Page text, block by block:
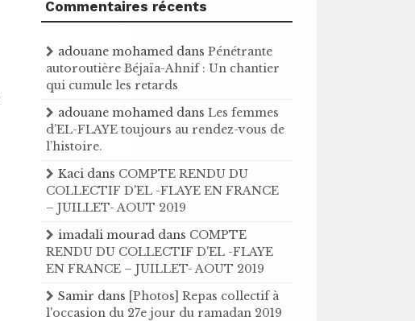
Commentaires récents
adouane mohamed dansPénétrante
autoroutière Béjaïa-Ahnif : Un chantier
qui cumule les retards
adouane mohamed dansLes femmes
d’EL-FLAYE toujours au rendez-vous de
l’histoire .
Kaci dans COMPTE RENDU DU
COLLECTIF D'EL -FLAYE EN FRANCE
– JUILLET- AOUT 2019
imadali mourad dans COMPTE
RENDU DU COLLECTIF D'EL -FLAYE
EN FRANCE – JUILLET- AOUT 2019
Samir dans [Photos] Repas collectif à
l'occasion du 27e jour du ramadan 2019